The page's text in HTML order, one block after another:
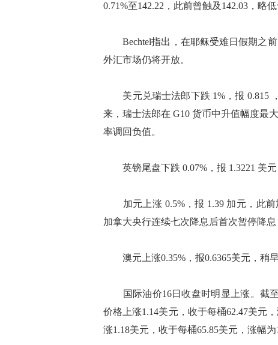
0.71%至142.22，此前曾触及142.03，略
Bechtel指出，在耶稣受难日假期之前
外汇市场仍将开放。
美元兑瑞士法郎下跌 1%，报 0.815
来，瑞士法郎在 G10 货币中升值幅度最
率调回负值。
英镑尾盘下跌 0.07%，报 1.3221 美元
加元上涨 0.5%，报 1.39 加元，此前
加拿大央行连续七次降息后首次暂停降
澳元上涨0.35%，报0.6365美元，稍早
国际油价16日收盘时明显上涨。截至
价格上涨1.14美元，收于每桶62.47美元
涨1.18美元，收于每桶65.85美元，涨幅为